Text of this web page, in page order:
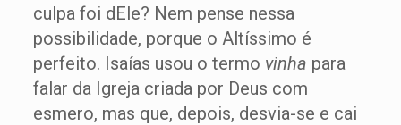
culpa foi dEle? Nem pense nessa
possibilidade, porque o Altíssimo é
perfeito. Isaías usou o termo vinha para
falar da Igreja criada por Deus com
esmero, mas que, depois, desvia-se e cai